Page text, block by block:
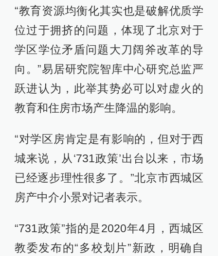
“教育资源均衡化其实也是破解优质学
位过于拥挤的问题，体现了北京对于
学区学位矛盾问题大刀阔斧改革的导
向。”易居研究院智库中心研究总监严
跃进认为，此举其势必可以对虚火的
教育和住房市场产生降温的影响。
“对学区房肯定是有影响的，但对于西
城来说，从‘731政策’出台以来，市场
已经逐步理性很多了。”北京市西城区
房产中介小景对记者表示。
“731政策”指的是2020年4月，西城区
教委发布的“多校划片”新政，明确自